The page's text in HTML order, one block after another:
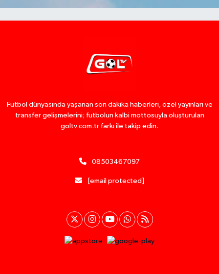
Futbol dünyasında yaşanan son dakika haberleri, özel yayınları ve
transfer gelişmelerini; futbolun kalbi mottosuyla oluşturulan
goltv.com.tr farkı ile takip edin.
08503467097
[email protected]